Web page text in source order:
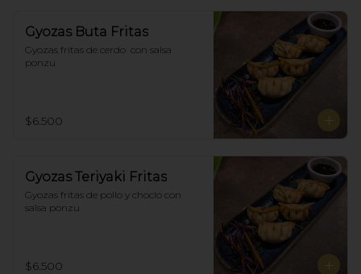
Gyozas Buta Fritas
Gyozas fritas de cerdo  con salsa
ponzu
$6.500
Gyozas Teriyaki Fritas
Gyozas fritas de pollo y choclo con
salsa ponzu
$6.500